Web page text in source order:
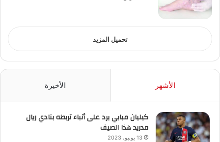
تحميل المزيد
الأشهر الأخيرة
كيليان مبابي يرد على أنباء تربطه بنادي ريال
مدريد هذا الصيف
13 يونيو، 2023